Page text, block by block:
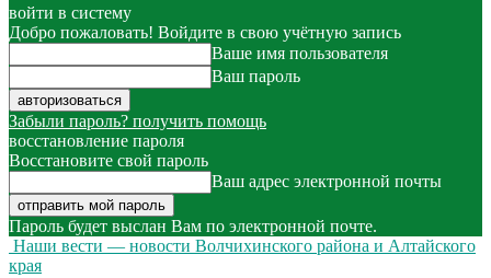
войти в систему
Добро пожаловать! Войдите в свою учётную запись
Ваше имя пользователя
Ваш пароль
Забыли пароль? получить помощь
восстановление пароля
Восстановите свой пароль
Ваш адрес электронной почты
Пароль будет выслан Вам по электронной почте.
Наши вести — новости Волчихинского района и Алтайского
края